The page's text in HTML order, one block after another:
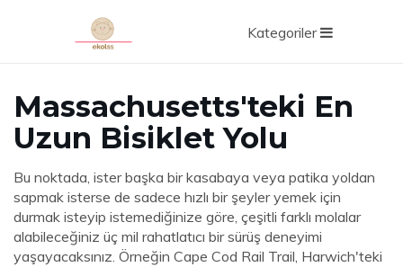
Kategoriler
Massachusetts'teki En
Uzun Bisiklet Yolu
Bu noktada, ister başka bir kasabaya veya patika yoldan
sapmak isterse de sadece hızlı bir şeyler yemek için
durmak isteyip istemediğinize göre, çeşitli farklı molalar
alabileceğiniz üç mil rahatlatıcı bir sürüş deneyimi
yaşayacaksınız. Örneğin Cape Cod Rail Trail, Harwich'teki